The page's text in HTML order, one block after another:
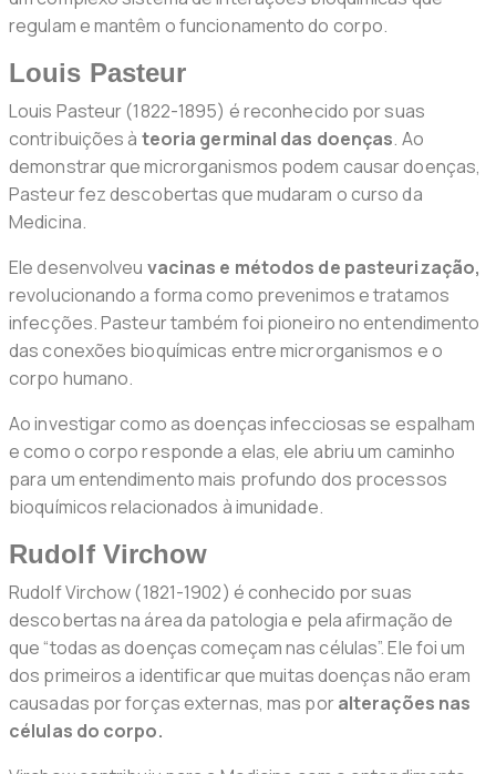
regulam e mantêm o funcionamento do corpo.
Louis Pasteur
Louis Pasteur (1822-1895) é reconhecido por suas
contribuições à teoria germinal das doenças. Ao
demonstrar que microrganismos podem causar doenças,
Pasteur fez descobertas que mudaram o curso da
Medicina.
Ele desenvolveu vacinas e métodos de pasteurização,
revolucionando a forma como prevenimos e tratamos
infecções. Pasteur também foi pioneiro no entendimento
das conexões bioquímicas entre microrganismos e o
corpo humano.
Ao investigar como as doenças infecciosas se espalham
e como o corpo responde a elas, ele abriu um caminho
para um entendimento mais profundo dos processos
bioquímicos relacionados à imunidade.
Rudolf Virchow
Rudolf Virchow (1821-1902) é conhecido por suas
descobertas na área da patologia e pela afirmação de
que “todas as doenças começam nas células”. Ele foi um
dos primeiros a identificar que muitas doenças não eram
causadas por forças externas, mas poralterações nas
células do corpo.